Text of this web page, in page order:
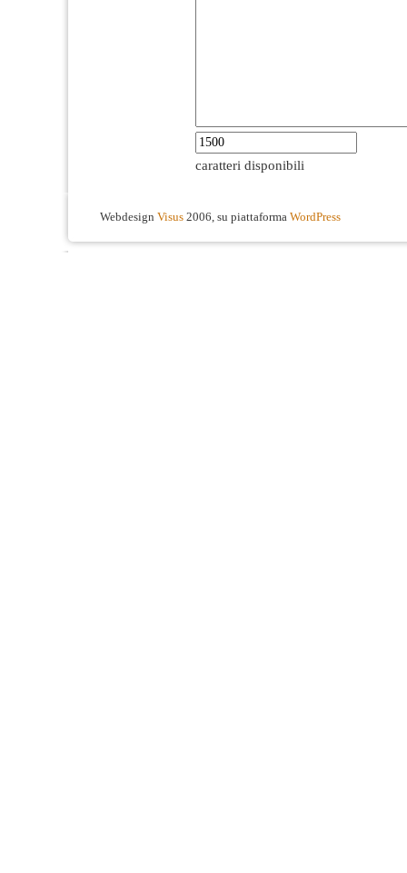
caratteri disponibili
Webdesign Visus 2006, su piattaforma WordPress